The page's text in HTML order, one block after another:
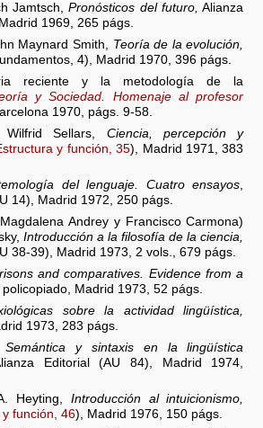
Jamtsch,Pronósticos del futuro, Alianza
1969, 265 págs.
Maynard Smith, Teoría de la evolución,
4), Madrid 1970, 396 págs.
reciente y la metodología de la
y Sociedad. Homenaje al profesor
1970, págs. 9-58.
Wilfrid Sellars, Ciencia, percepción y
y función, 35), Madrid 1971, 383
del lenguaje. Cuatro ensayos,
14), Madrid 1972, 250 págs.
Andrey y Francisco Carmona)
Introducción a la filosofía de la ciencia,
38-39), Madrid 1973, 2 vols., 679 págs.
and comparatives. Evidence from a
policopiado, Madrid 1973, 52 págs.
sobre la actividad lingüística,
1973, 283 págs.
Semántica y sintaxis en la lingüística
Editorial (AU 84), Madrid 1974,
Heyting, Introducción al intuicionismo,
y función, 46), Madrid 1976, 150 págs.